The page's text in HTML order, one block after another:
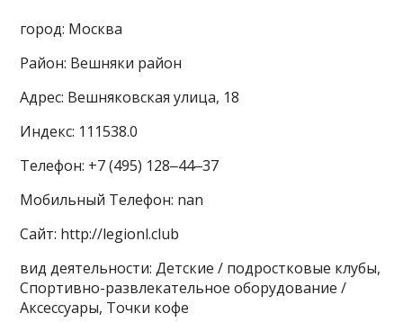
город: Москва
Район: Вешняки район
Адрес: Вешняковская улица, 18
Индекс: 111538.0
Телефон: +7 (495) 128‒44‒37
Мобильный Телефон: nan
Сайт: http://legionl.club
вид деятельности: Детские / подростковые клубы,
Спортивно-развлекательное оборудование /
Аксессуары, Точки кофе